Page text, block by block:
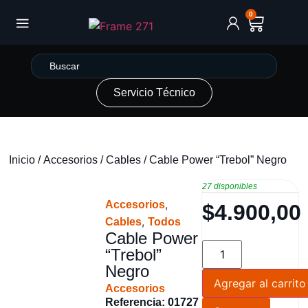
0
Servicio Técnico
Inicio /Accesorios /Cables / Cable Power “Trebol” Negro
Accesorios,
Cables, Todos
Cable Power
“Trebol”
Negro
Accesorios
Referencia: 01727
27 disponibles
$4.900,00
Agregar al carrito